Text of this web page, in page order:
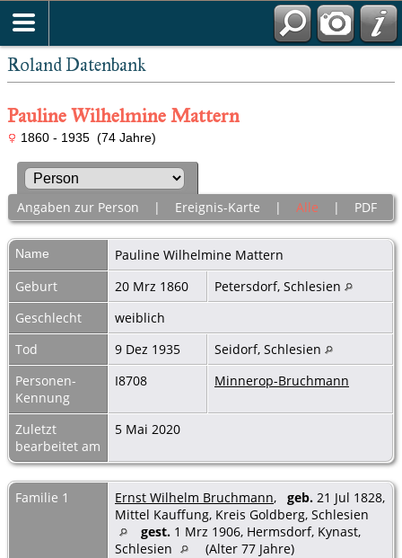
Roland Datenbank
Pauline Wilhelmine Mattern
1860 - 1935 (74 Jahre)
Angaben zur Person | Ereignis-Karte | Alle | PDF
Name Pauline Wilhelmine Mattern
Geburt
20 Mrz 1860
Petersdorf, Schlesien
Geschlecht
weiblich
Tod
9 Dez 1935
Seidorf, Schlesien
Personen-
Kennung
I8708 Minnerop-Bruchmann
Zuletzt
bearbeitet am
5 Mai 2020
Familie 1 Ernst Wilhelm Bruchmann, geb. 21 Jul 1828,
Mittel Kauffung, Kreis Goldberg, Schlesien
gest. 1 Mrz 1906, Hermsdorf, Kynast,
Schlesien
(Alter 77 Jahre)